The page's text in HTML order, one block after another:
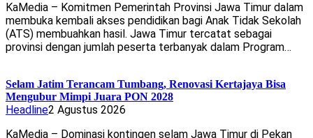
KaMedia – Komitmen Pemerintah Provinsi Jawa Timur dalam
membuka kembali akses pendidikan bagi Anak Tidak Sekolah
(ATS) membuahkan hasil. Jawa Timur tercatat sebagai
provinsi dengan jumlah peserta terbanyak dalam Program…
Selam Jatim Terancam Tumbang, Renovasi Kertajaya Bisa
Mengubur Mimpi Juara PON 2028
Headline2 Agustus 2026
KaMedia – Dominasi kontingen selam Jawa Timur di Pekan